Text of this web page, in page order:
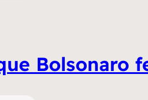
Bolsonaro